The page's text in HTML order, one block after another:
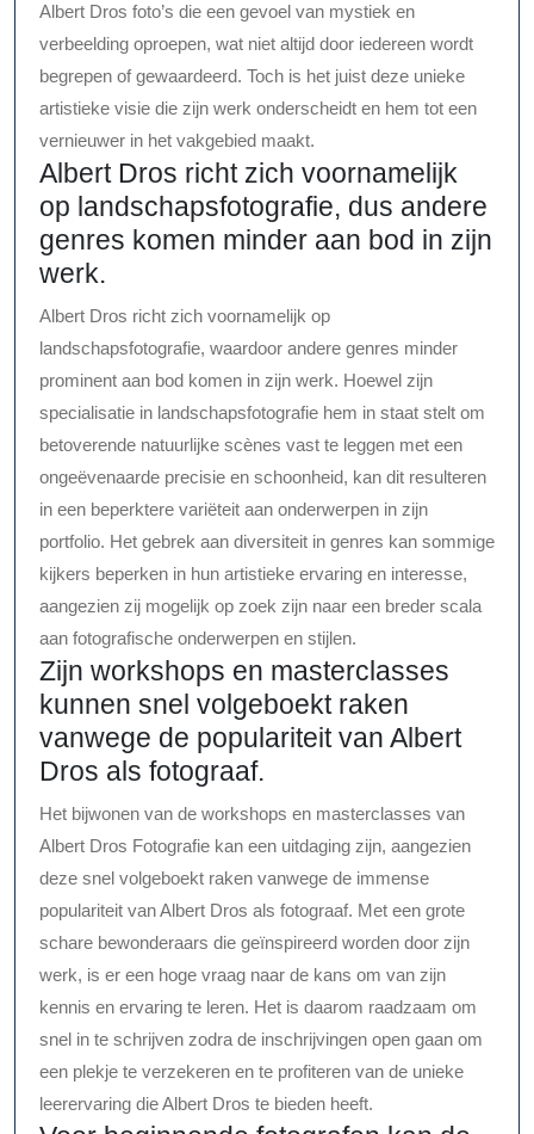
Albert Dros foto’s die een gevoel van mystiek en
verbeelding oproepen, wat niet altijd door iedereen wordt
begrepen of gewaardeerd. Toch is het juist deze unieke
artistieke visie die zijn werk onderscheidt en hem tot een
vernieuwer in het vakgebied maakt.
Albert Dros richt zich voornamelijk
op landschapsfotografie, dus andere
genres komen minder aan bod in zijn
werk.
Albert Dros richt zich voornamelijk op
landschapsfotografie, waardoor andere genres minder
prominent aan bod komen in zijn werk. Hoewel zijn
specialisatie in landschapsfotografie hem in staat stelt om
betoverende natuurlijke scènes vast te leggen met een
ongeëvenaarde precisie en schoonheid, kan dit resulteren
in een beperktere variëteit aan onderwerpen in zijn
portfolio. Het gebrek aan diversiteit in genres kan sommige
kijkers beperken in hun artistieke ervaring en interesse,
aangezien zij mogelijk op zoek zijn naar een breder scala
aan fotografische onderwerpen en stijlen.
Zijn workshops en masterclasses
kunnen snel volgeboekt raken
vanwege de populariteit van Albert
Dros als fotograaf.
Het bijwonen van de workshops en masterclasses van
Albert Dros Fotografie kan een uitdaging zijn, aangezien
deze snel volgeboekt raken vanwege de immense
populariteit van Albert Dros als fotograaf. Met een grote
schare bewonderaars die geïnspireerd worden door zijn
werk, is er een hoge vraag naar de kans om van zijn
kennis en ervaring te leren. Het is daarom raadzaam om
snel in te schrijven zodra de inschrijvingen open gaan om
een plekje te verzekeren en te profiteren van de unieke
leerervaring die Albert Dros te bieden heeft.